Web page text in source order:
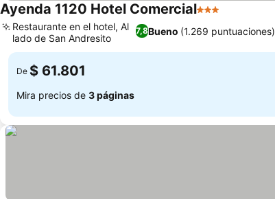
Ayenda 1120 Hotel Comercial3 Estrellas
7,8Bueno (1.269 puntuaciones)
Restaurante en el hotel, Al
lado de San Andresito
De $ 61.801
Mira precios de 3 páginas